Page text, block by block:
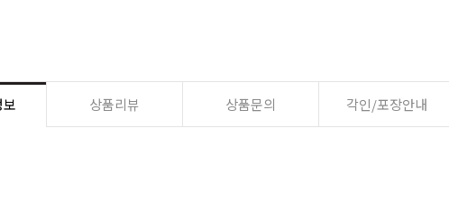
상품리뷰 상품문의 각인/포장안내